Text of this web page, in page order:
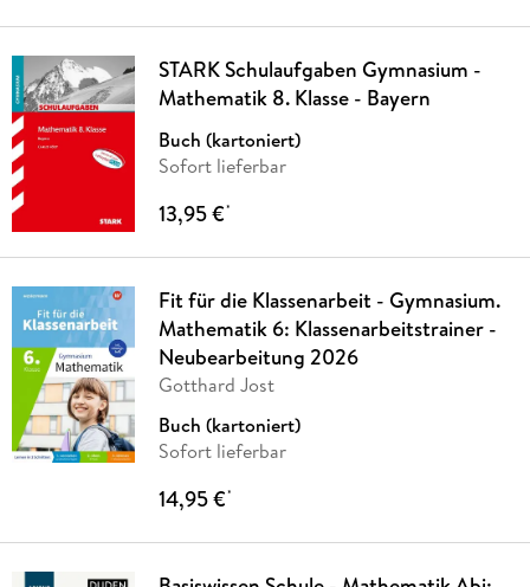
STARK Schulaufgaben Gymnasium -
Mathematik 8. Klasse - Bayern
Buch (kartoniert)
Sofort lieferbar
13,95 €*
Fit für die Klassenarbeit - Gymnasium.
Mathematik 6: Klassenarbeitstrainer -
Neubearbeitung 2026
Gotthard Jost
Buch (kartoniert)
Sofort lieferbar
14,95 €*